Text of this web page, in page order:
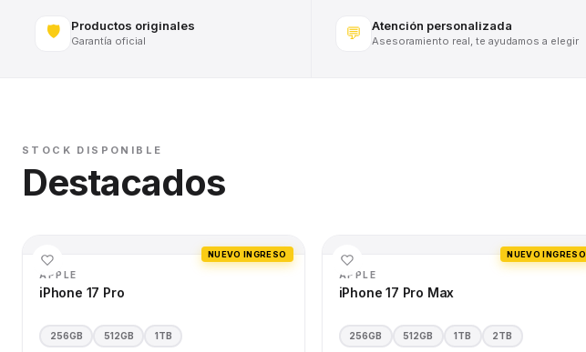
🛡️ Productos originales
Garantía oficial 💬 Atención personalizada
Asesoramiento real, te ayudamos a elegir
STOCK DISPONIBLE
Destacados
NUEVO INGRESO
APPLE
iPhone 17 Pro
256GB 512GB 1TB
NUEVO INGRESO
APPLE
iPhone 17 Pro Max
256GB 512GB 1TB 2TB